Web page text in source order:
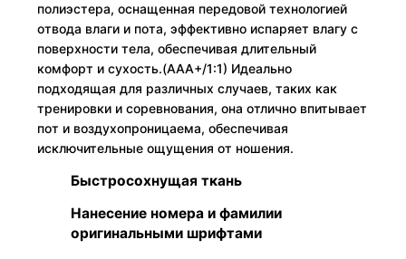
полиэстера, оснащенная передовой технологией
отвода влаги и пота, эффективно испаряет влагу с
поверхности тела, обеспечивая длительный
комфорт и сухость.(AAA+/1:1) Идеально
подходящая для различных случаев, таких как
тренировки и соревнования, она отлично впитывает
пот и воздухопроницаема, обеспечивая
исключительные ощущения от ношения.
Быстросохнущая ткань
Нанесение номера и фамилии
оригинальными шрифтами